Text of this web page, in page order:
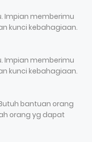
Impian memberimu
kunci kebahagiaan.
Impian memberimu
kunci kebahagiaan.
bantuan orang
orang yg dapat